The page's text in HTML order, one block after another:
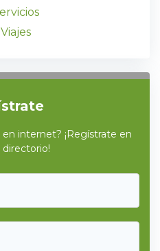
Viajes
internet? ¡Regístrate en